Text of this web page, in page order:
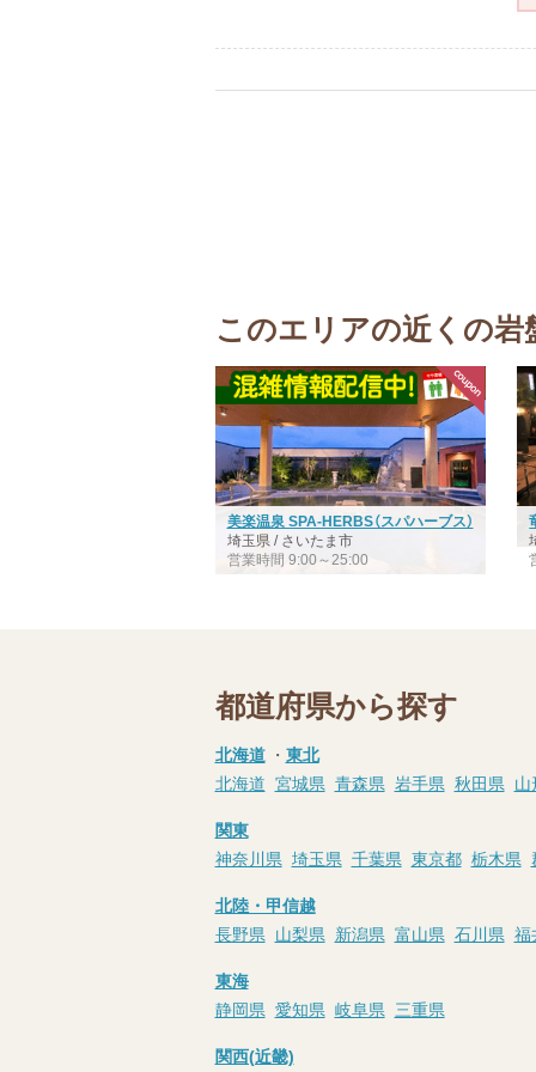
このエリアの近くの岩
美楽温泉 SPA-HERBS（スパハーブス）
埼玉県 / さいたま市
営業時間 9:00～25:00
都道府県から探す
北海道・ 東北
北海道 宮城県 青森県 岩手県 秋田県 山
関東
神奈川県 埼玉県 千葉県 東京都 栃木県
北陸・甲信越
長野県 山梨県 新潟県 富山県 石川県 福
東海
静岡県 愛知県 岐阜県 三重県
関西(近畿)